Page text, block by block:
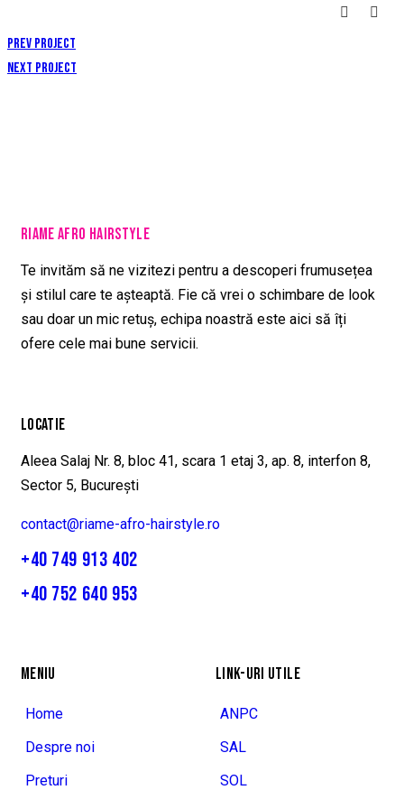
Prev Project
Next Project
RIAME AFRO HAIRSTYLE
Te invităm să ne vizitezi pentru a descoperi frumusețea
și stilul care te așteaptă. Fie că vrei o schimbare de look
sau doar un mic retuș, echipa noastră este aici să îți
ofere cele mai bune servicii.
LOCATIE
Aleea Salaj Nr. 8, bloc 41, scara 1 etaj 3, ap. 8, interfon 8,
Sector 5, București
contact@riame-afro-hairstyle.ro
+40 749 913 402
+40 752 640 953
MENIU
Home
Despre noi
Preturi
LINK-URI UTILE
ANPC
SAL
SOL